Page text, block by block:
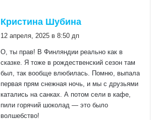
Кристина Шубина
12 апреля, 2025 в 8:50 дп
О, ты прав! В Финляндии реально как в
сказке. Я тоже в рождественский сезон там
был, так вообще влюбилась. Помню, выпала
первая прям снежная ночь, и мы с друзьями
катались на санках. А потом сели в кафе,
пили горячий шоколад — это было
волшебство!